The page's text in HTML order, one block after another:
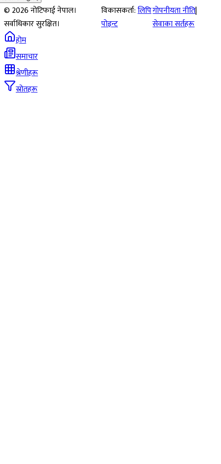
©2026नोटिफाई नेपाल।
सर्वाधिकार सुरक्षित।
विकासकर्ता:लिपि
पोइन्ट
गोपनीयता नीति|
सेवाका सर्तहरू
होम
समाचार
श्रेणीहरू
स्रोतहरू